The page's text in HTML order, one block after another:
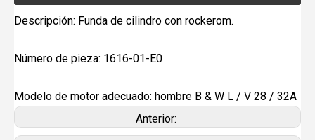
Descripción: Funda de cilindro con rockerom.
Número de pieza: 1616-01-E0
Modelo de motor adecuado: hombre B & W L / V 28 / 32A
Anterior: